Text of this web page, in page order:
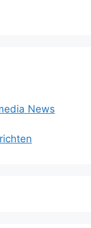
News